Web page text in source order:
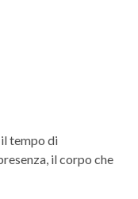
tempo di
il corpo che